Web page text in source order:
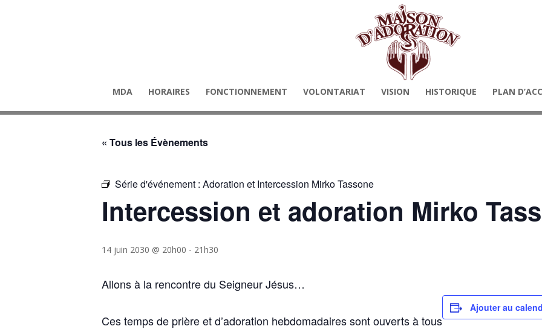
MDA HORAIRES FONCTIONNEMENT VOLONTARIAT VISION HISTORIQUE PLAN
« Tous les Évènements
Série d'événement : Adoration et Intercession Mirko Tassone
Intercession et adoration Mirko
14 juin 2030 @ 20h00 - 21h30
Allons à la rencontre du Seigneur Jésus…
Ces temps de prière et d’adoration hebdomadaires sont ouverts à tous
Ajouter au